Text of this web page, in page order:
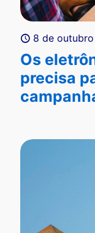
8 de
Os
precisa